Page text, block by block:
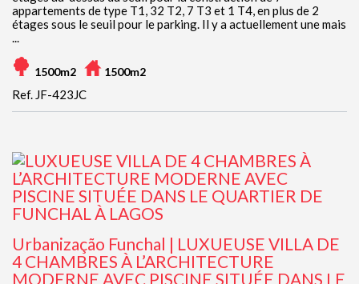
appartements de type T1, 32 T2, 7 T3 et 1 T4, en plus de 2
étages sous le seuil pour le parking. Il y a actuellement une mais
...
1500m2 1500m2
Ref. JF-423JC
Urbanização Funchal | LUXUEUSE VILLA DE
4 CHAMBRES À L’ARCHITECTURE
MODERNE AVEC PISCINE SITUÉE DANS LE